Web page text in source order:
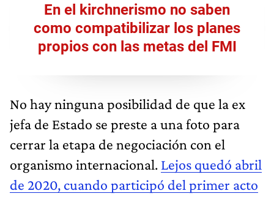
En el kirchnerismo no saben
como compatibilizar los planes
propios con las metas del FMI
No hay ninguna posibilidad de que la ex
jefa de Estado se preste a una foto para
cerrar la etapa de negociación con el
organismo internacional. Lejos quedó abril
de 2020, cuando participó del primer acto